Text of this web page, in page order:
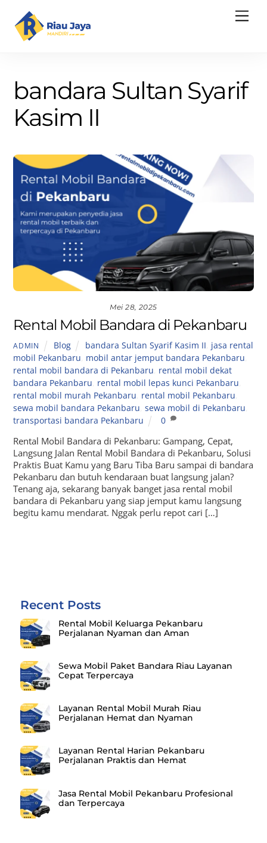
content
bandara Sultan Syarif
Kasim II
Mei 28, 2025
Rental Mobil Bandara di Pekanbaru
ADMIN Blog bandara Sultan Syarif Kasim II jasa rental
mobil Pekanbaru mobil antar jemput bandara Pekanbaru
rental mobil bandara di Pekanbaru rental mobil dekat
bandara Pekanbaru rental mobil lepas kunci Pekanbaru
rental mobil murah Pekanbaru rental mobil Pekanbaru
sewa mobil bandara Pekanbaru ,sewa mobil di Pekanbaru
transportasi bandara Pekanbaru
0
Rental Mobil Bandara di Pekanbaru: Gampang, Cepat,
Langsung Jalan Rental Mobil Bandara di Pekanbaru, Solusi
Praktis Buat Kamu yang Baru Tiba Baru sampai di bandara
Pekanbaru dan butuh kendaraan buat langsung jalan?
Tenang aja, sekarang banyak banget jasa rental mobil
bandara di Pekanbaru yang siap jemput kamu langsung
begitu kamu mendarat. Nggak perlu repot cari […]
Recent Posts
Rental Mobil Keluarga Pekanbaru
Perjalanan Nyaman dan Aman
Sewa Mobil Paket Bandara Riau Layanan
Cepat Terpercaya
Layanan Rental Mobil Murah Riau
Perjalanan Hemat dan Nyaman
Layanan Rental Harian Pekanbaru
Perjalanan Praktis dan Hemat
Jasa Rental Mobil Pekanbaru Profesional
dan Terpercaya